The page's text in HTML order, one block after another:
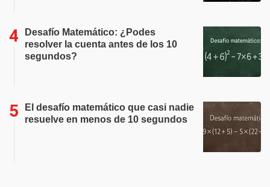
Desafío Matemático: ¿Podes
resolver la cuenta antes de los 10
segundos?
El desafío matemático que casi nadie
resuelve en menos de 10 segundos